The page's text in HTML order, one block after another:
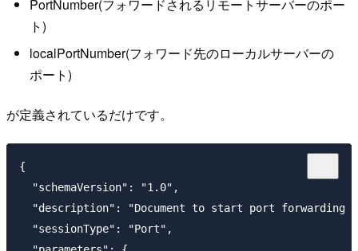
PortNumber(フォワードされるリモートサーバーのポー
ト)
localPortNumber(フォワード先のローカルサーバーの
ポート)
が定義されているだけです。
{
  "schemaVersion": "1.0",
"description": "Document to start port forwarding
  "sessionType": "Port",